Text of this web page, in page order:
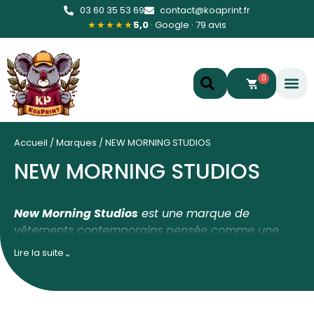
03 60 35 53 69
contact@koaprint.fr
★★★★★5,0 · Google · 79 avis
0
Accueil /Marques /NEW MORNING STUDIOS
NEW MORNING STUDIOS
New Morning Studios est une marque de
vêtements contemporains pensée comme une
basedurable, confortable et polyvalente
gamme de pièces — tee-shirts, sweats à
Lire la suite⌄